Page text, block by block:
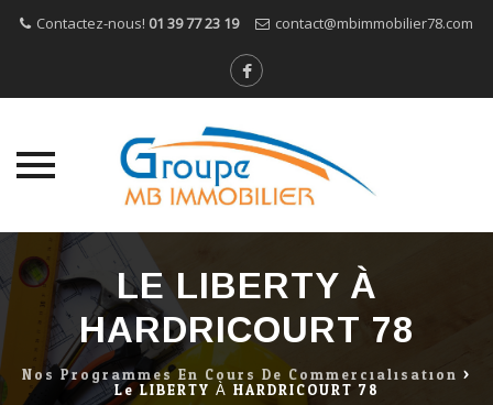
Contactez-nous! 01 39 77 23 19 contact@mbimmobilier78.com
Skip
to
content
LE LIBERTY À
HARDRICOURT 78
Nos Programmes En Cours De Commercialisation >
Le LIBERTY À HARDRICOURT 78